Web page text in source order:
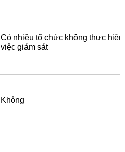
Có nhiều tổ chức không thực hiện
việc giám sát
Không